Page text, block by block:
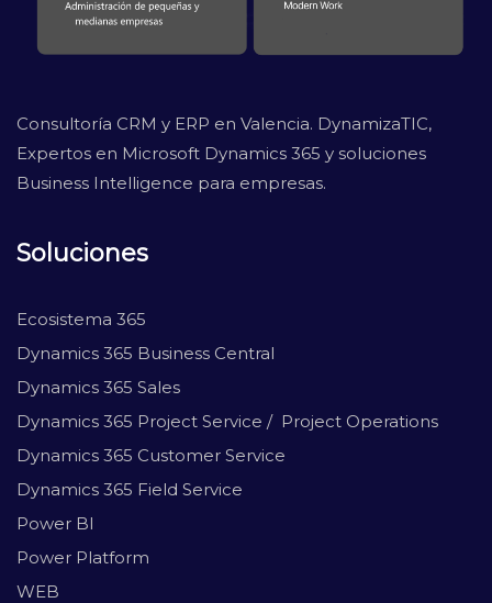
Consultoría CRM y ERP en Valencia. DynamizaTIC,
Expertos en Microsoft Dynamics 365 y soluciones
Business Intelligence para empresas.
Soluciones
Ecosistema 365
Dynamics 365 Business Central
Dynamics 365 Sales
Dynamics 365 Project Service / Project Operations
Dynamics 365 Customer Service
Dynamics 365 Field Service
Power BI
Power Platform
WEB